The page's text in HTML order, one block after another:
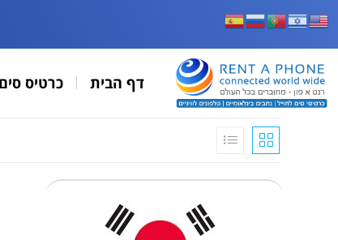
דף הבית כרטיס